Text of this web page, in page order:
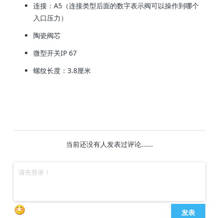
连接：A5（连接类型后面的数字表示阀可以操作到哪个
入口压力）
陶瓷阀芯
微型开关IP 67
螺纹长度：3.8厘米
当前还没有人发表过评论......
发表